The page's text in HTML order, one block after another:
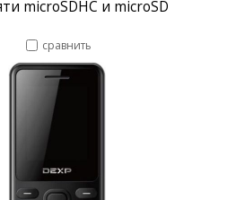
microSDHC и microSD
сравнить